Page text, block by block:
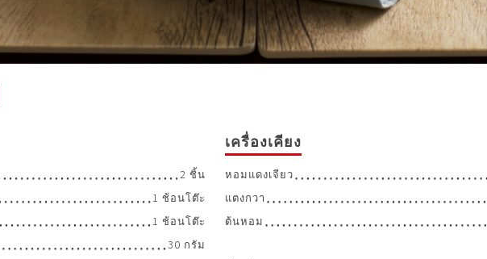
2 ชิ้น
1 ช้อนโต๊ะ
1 ช้อนโต๊ะ
30 กรัม
เครื่องเคียง
หอมแดงเจียว
แตงกวา
ต้นหอม